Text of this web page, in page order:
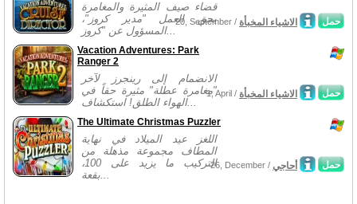
قضاء صيف المثيرة والمغامرة
بحق العمل "مدير كروز"،
المسؤول عن "كروز...
حمل 20, September / الاشياء المخبأة
Vacation Adventures: Park
Ranger 2
الانضمام إلى رينجرز لآخر
"مغامرة عطلة" مثيرة حقاً في
الهواء الطلق! استكشاف...
حمل 1, April / الاشياء المخبأة
The Ultimate Christmas Puzzler
اللغز عيد الميلاد في نهاية
المطاف مجموعة مذهلة من
التركيب ما يزيد على 100،
بقعة...
حمل 26, December / أحاجي